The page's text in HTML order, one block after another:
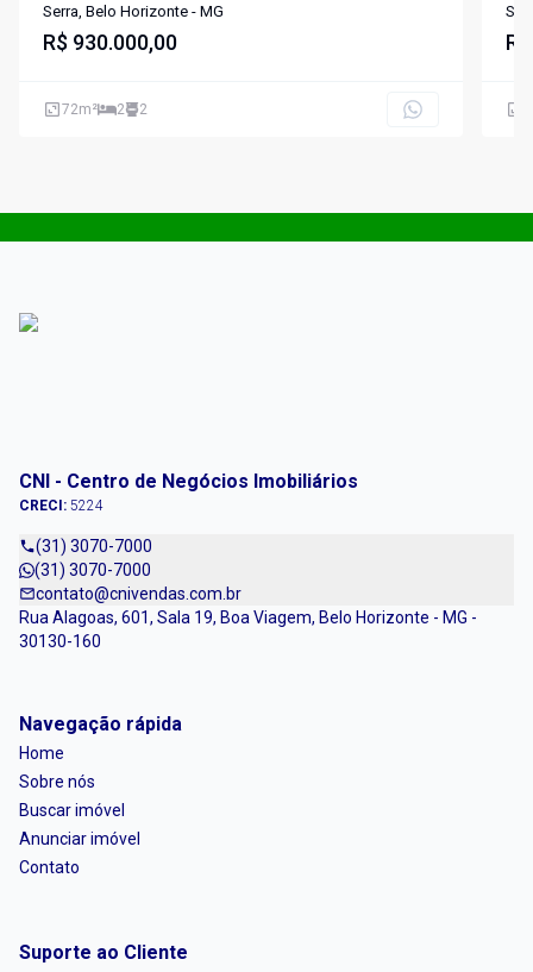
vagas
Serra, Belo Horizonte - MG
R$ 930.000,00
72m² 2 2
CNI - Centro de Negócios Imobiliários
CRECI: 5224
(31) 3070-7000
(31) 3070-7000
contato@cnivendas.com.br
Rua Alagoas, 601, Sala 19, Boa Viagem, Belo Horizonte - MG -
30130-160
Navegação rápida
Home
Sobre nós
Buscar imóvel
Anunciar imóvel
Contato
Suporte ao Cliente